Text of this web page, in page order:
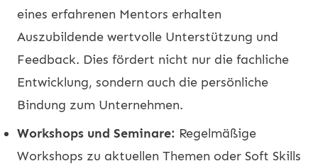
eines erfahrenen Mentors erhalten
Auszubildende wertvolle Unterstützung und
Feedback. Dies fördert nicht nur die fachliche
Entwicklung, sondern auch die persönliche
Bindung zum Unternehmen.
Workshops und Seminare: Regelmäßige
Workshops zu aktuellen Themen oder Soft Skills